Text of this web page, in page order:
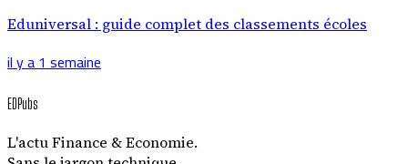
Eduniversal : guide complet des classements écoles
il y a 1 semaine
EDPubs
L'actu Finance & Economie.